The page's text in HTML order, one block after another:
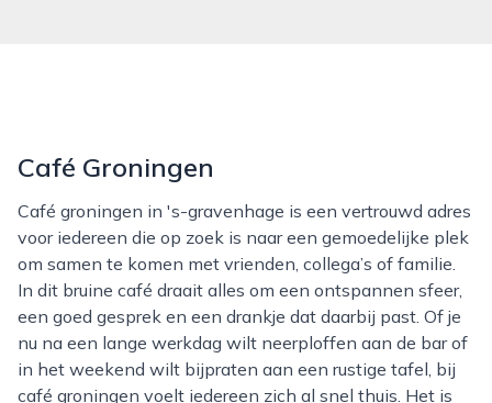
Café Groningen
Café groningen in 's-gravenhage is een vertrouwd adres
voor iedereen die op zoek is naar een gemoedelijke plek
om samen te komen met vrienden, collega’s of familie.
In dit bruine café draait alles om een ontspannen sfeer,
een goed gesprek en een drankje dat daarbij past. Of je
nu na een lange werkdag wilt neerploffen aan de bar of
in het weekend wilt bijpraten aan een rustige tafel, bij
café groningen voelt iedereen zich al snel thuis. Het is